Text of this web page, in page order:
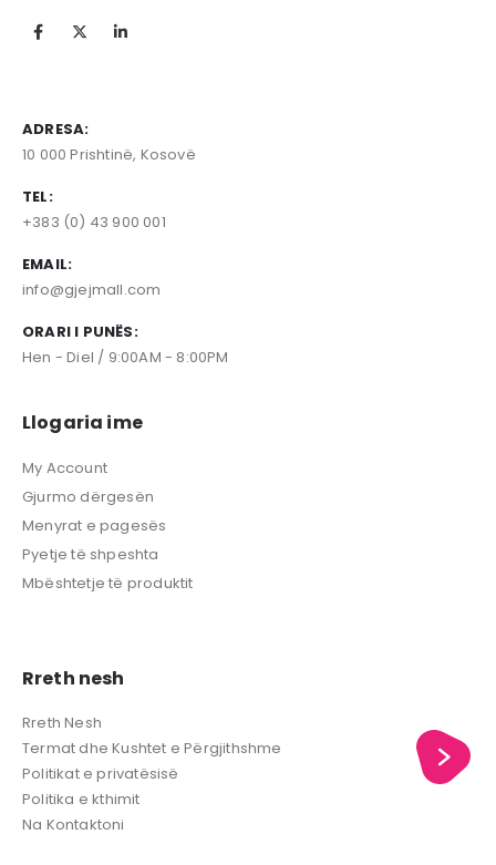
ADRESA:
10 000 Prishtinë, Kosovë
TEL:
+383 (0) 43 900 001
EMAIL:
info@gjejmall.com
ORARI I PUNËS:
Hen - Diel / 9:00AM - 8:00PM
Llogaria ime
My Account
Gjurmo dërgesën
Menyrat e pagesës
Pyetje të shpeshta
Mbështetje të produktit
Rreth nesh
Rreth Nesh
Termat dhe Kushtet e Përgjithshme
Politikat e privatësisë
Politika e kthimit
Na Kontaktoni